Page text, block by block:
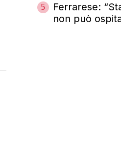
5
Ferrarese:
non può